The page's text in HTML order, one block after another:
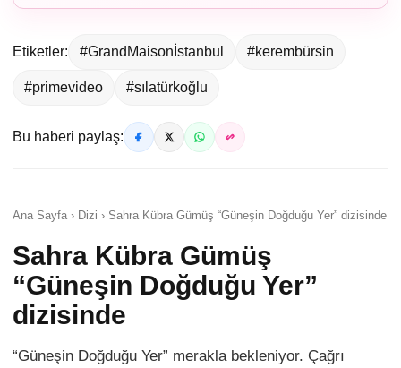
Etiketler: #GrandMaisonİstanbul #kerembürsin
#primevideo #sılatürkoğlu
Bu haberi paylaş:
Ana Sayfa › Dizi › Sahra Kübra Gümüş “Güneşin Doğduğu Yer” dizisinde
Sahra Kübra Gümüş
“Güneşin Doğduğu Yer”
dizisinde
“Güneşin Doğduğu Yer” merakla bekleniyor. Çağrı